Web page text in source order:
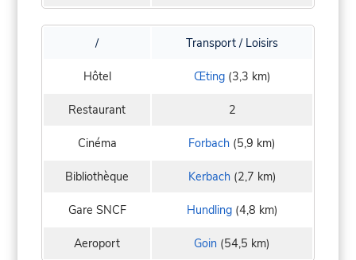
/ Transport / Loisirs
Hôtel Œting(3,3 km)
Restaurant 2
Cinéma Forbach (5,9 km)
Bibliothèque Kerbach(2,7 km)
Gare SNCF Hundling(4,8 km)
Aeroport Goin (54,5 km)